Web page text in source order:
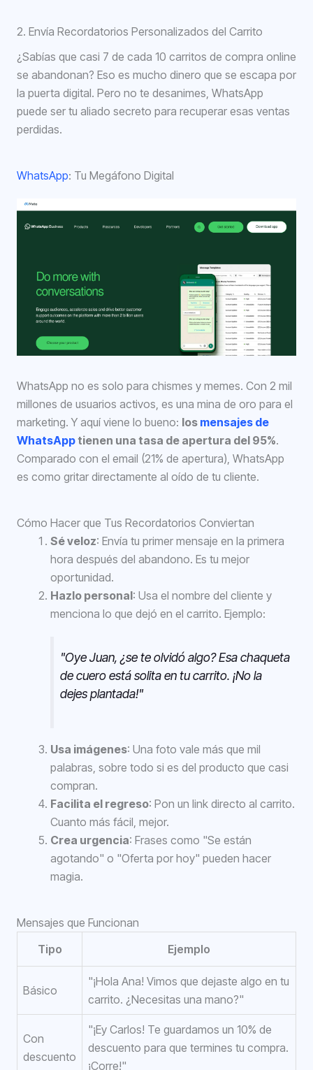
2. Envía Recordatorios Personalizados del Carrito
¿Sabías que casi 7 de cada 10 carritos de compra online
se abandonan? Eso es mucho dinero que se escapa por
la puerta digital. Pero no te desanimes, WhatsApp
puede ser tu aliado secreto para recuperar esas ventas
perdidas.
WhatsApp: Tu Megáfono Digital
WhatsApp no es solo para chismes y memes. Con 2 mil
millones de usuarios activos, es una mina de oro para el
marketing. Y aquí viene lo bueno: los mensajes de
WhatsApp tienen una tasa de apertura del 95%.
Comparado con el email (21% de apertura), WhatsApp
es como gritar directamente al oído de tu cliente.
Cómo Hacer que Tus Recordatorios Conviertan
Sé veloz: Envía tu primer mensaje en la primera
hora después del abandono. Es tu mejor
oportunidad.
Hazlo personal: Usa el nombre del cliente y
menciona lo que dejó en el carrito. Ejemplo:
"Oye Juan, ¿se te olvidó algo? Esa chaqueta
de cuero está solita en tu carrito. ¡No la
dejes plantada!"
Usa imágenes: Una foto vale más que mil
palabras, sobre todo si es del producto que casi
compran.
Facilita el regreso: Pon un link directo al carrito.
Cuanto más fácil, mejor.
Crea urgencia: Frases como "Se están
agotando" o "Oferta por hoy" pueden hacer
magia.
Mensajes que Funcionan
Tipo
Ejemplo
Básico
"¡Hola Ana! Vimos que dejaste algo en tu
carrito. ¿Necesitas una mano?"
Con
descuento
"¡Ey Carlos! Te guardamos un 10% de
descuento para que termines tu compra.
¡Corre!"